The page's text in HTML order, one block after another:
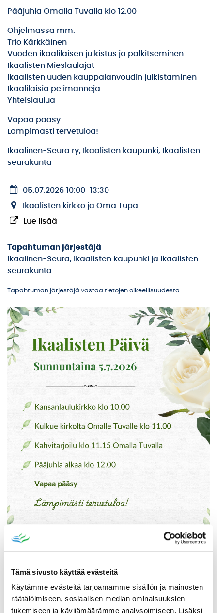
Tämä sivusto käyttää evästeitä
Käytämme evästeitä tarjoamamme sisällön ja mainosten
räätälöimiseen, sosiaalisen median ominaisuuksien
tukemiseen ja kävijämäärämme analysoimiseen. Lisäksi
Pääjuhla Omalla Tuvalla klo 12.00
Ohjelmassa mm.
Trio Kärkkäinen
Vuoden ikaalilaisen julkistus ja palkitseminen
Ikaalisten Mieslaulajat
Ikaalisten uuden kauppalanvoudin julkistaminen
Ikaalilaisia pelimanneja
Yhteislaulua
Vapaa pääsy
Lämpimästi tervetuloa!
Ikaalinen-Seura ry, Ikaalisten kaupunki, Ikaalisten
seurakunta
05.07.2026 10:00-13:30
Ikaalisten kirkko ja Oma Tupa
Lue lisää
Tapahtuman järjestäjä
Ikaalinen-Seura, Ikaalisten kaupunki ja Ikaalisten
seurakunta
Tapahtuman järjestäjä vastaa tietojen oikeellisuudesta
Katso myös